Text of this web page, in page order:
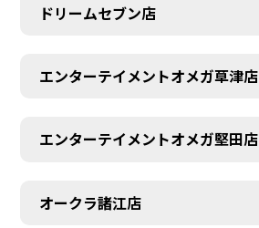
ドリームセブン店
エンターテイメントオメガ草津店
エンターテイメントオメガ堅田店
オークラ諸江店